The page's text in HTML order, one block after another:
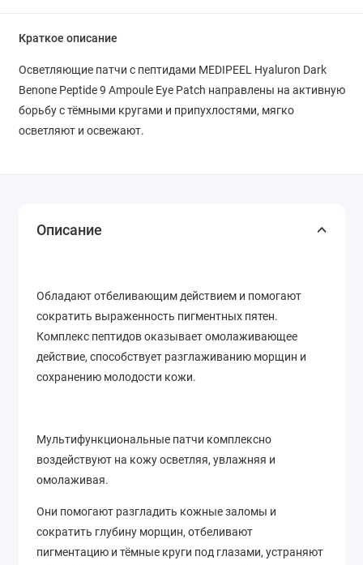
Краткое описание
Осветляющие патчи с пептидами MEDIPEEL Hyaluron Dark
Benone Peptide 9 Ampoule Eye Patch направлены на активную
борьбу с тёмными кругами и припухлостями, мягко
осветляют и освежают.
Описание
Обладают отбеливающим действием и помогают
сократить выраженность пигментных пятен.
Комплекс пептидов оказывает омолаживающее
действие, способствует разглаживанию морщин и
сохранению молодости кожи.
Мультифункциональные патчи комплексно
воздействуют на кожу осветляя, увлажняя и
омолаживая.
Они помогают разгладить кожные заломы и
сократить глубину морщин, отбеливают
пигментацию и тёмные круги под глазами, устраняют